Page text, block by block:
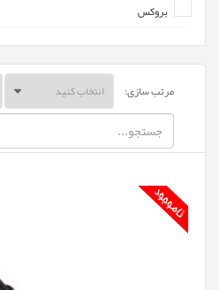
بروکس
مرتب سازی: